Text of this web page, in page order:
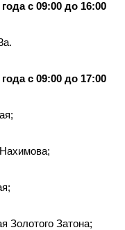
с 09:00 до 16:00
с 09:00 до 17:00
Золотого Затона;